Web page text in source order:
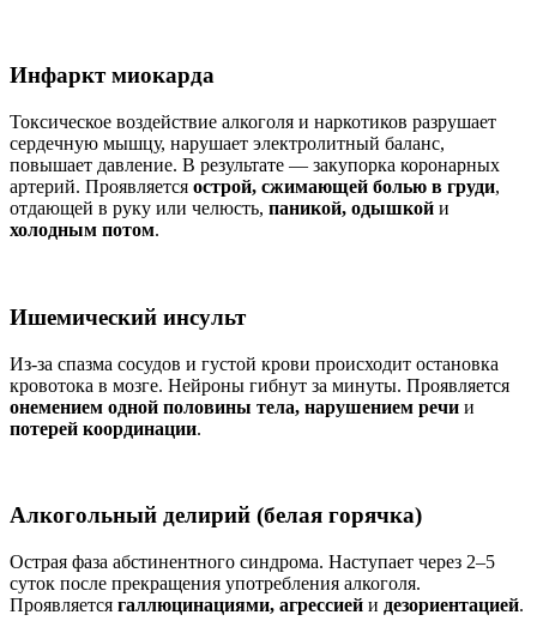
Инфаркт миокарда
Токсическое воздействие алкоголя и наркотиков разрушает
сердечную мышцу, нарушает электролитный баланс,
повышает давление. В результате — закупорка коронарных
артерий. Проявляется острой, сжимающей болью в груди,
отдающей в руку или челюсть, паникой, одышкой и
холодным потом.
Ишемический инсульт
Из-за спазма сосудов и густой крови происходит остановка
кровотока в мозге. Нейроны гибнут за минуты. Проявляется
онемением одной половины тела, нарушением речи и
потерей координации.
Алкогольный делирий (белая горячка)
Острая фаза абстинентного синдрома. Наступает через 2–5
суток после прекращения употребления алкоголя.
Проявляется галлюцинациями, агрессией и дезориентацией.